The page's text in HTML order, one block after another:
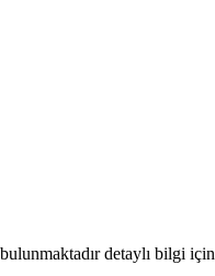
detaylı bilgi için